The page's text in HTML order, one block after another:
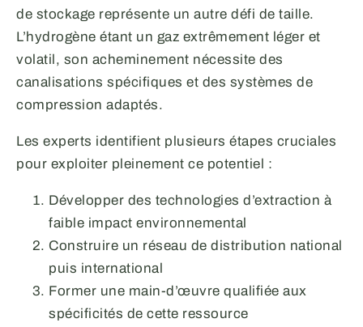
de stockage représente un autre défi de taille.
L’hydrogène étant un gaz extrêmement léger et
volatil, son acheminement nécessite des
canalisations spécifiques et des systèmes de
compression adaptés.
Les experts identifient plusieurs étapes cruciales
pour exploiter pleinement ce potentiel :
Développer des technologies d’extraction à
faible impact environnemental
Construire un réseau de distribution national
puis international
Former une main-d’œuvre qualifiée aux
spécificités de cette ressource